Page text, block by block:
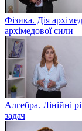
Фізика. Дія
архімедової сили
Алгебра. Лінійні
задач